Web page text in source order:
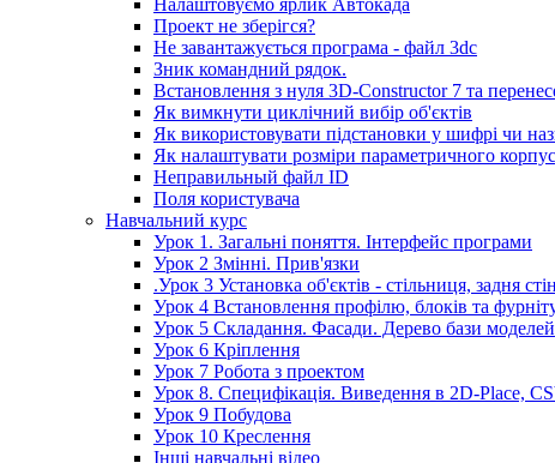
Налаштовуємо ярлик Автокада
Проект не зберігся?
Не завантажується програма - файл 3dc
Зник командний рядок.
Встановлення з нуля 3D-Constructor 7 та
Як вимкнути циклічний вибір об'єктів
Як використовувати підстановки у шифрі чи
Як налаштувати розміри параметричного
Неправильный файл ID
Поля користувача
Навчальний курс
Урок 1. Загальні поняття. Інтерфейс програми
Урок 2 Змінні. Прив'язки
.Урок 3 Установка об'єктів - стільниця, задня
Урок 4 Встановлення профілю, блоків та
Урок 5 Складання. Фасади. Дерево бази моделей
Урок 6 Кріплення
Урок 7 Робота з проектом
Урок 8. Специфікація. Виведення в 2D-Place,
Урок 9 Побудова
Урок 10 Креслення
Інші навчальні відео